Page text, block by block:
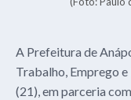
A Prefeitura de
Trabalho, Emprego
(21), em parceria